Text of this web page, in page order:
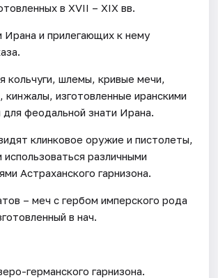
в XVII – XIX вв.
Ирана и прилегающих к нему
кольчуги, шлемы, кривые мечи,
кинжалы, изготовленные иранскими
феодальной знати Ирана.
клинковое оружие и пистолеты,
различными
Астраханского гарнизона.
– меч с гербом имперского рода
в нач.
германского гарнизона.